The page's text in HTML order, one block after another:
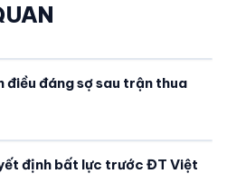
điều đáng sợ sau trận thua
định bất lực trước ĐT Việt